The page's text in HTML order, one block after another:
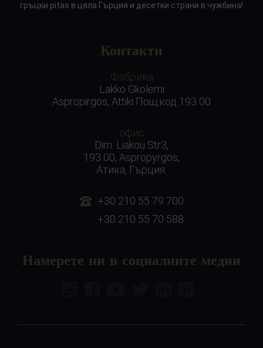
гръцки pitas в цяла Гърция и десетки страни в чужбина!
Контакти
Фабрика
Lakko Gkolemi
Aspropirgos, Attiki Пощ.код 193 00
офис
Dim. Liakou Str3,
193 00, Aspropyrgos,
Атика, Гърция.
:+30 210 55 79 700
:+30 210 55 70 588
Намерете ни в социалните медии